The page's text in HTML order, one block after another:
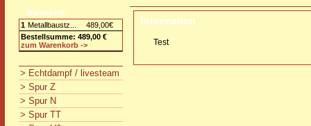
Warenkorb
1 Metallbaustz...
489,00€
Bestellsumme: 489,00 €
zum Warenkorb ->
> Echtdampf / livesteam
> Spur Z
> Spur N
> Spur TT
Information
Test